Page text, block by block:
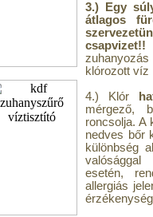
3.) Egy
átlagos
csapvizet!!
zuhanyozás
klórozott víz
4.) Klór
mérgező,
roncsolja. A
nedves bőr
különbség
valósággal
esetén,
allergiás